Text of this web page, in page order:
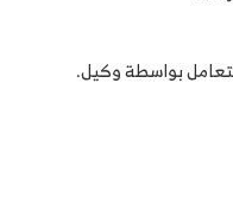
بواسطة وكيل.